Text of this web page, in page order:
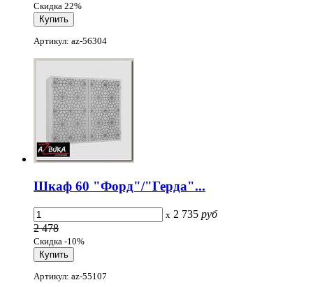
Скидка 22%
Артикул: az-56304
Шкаф 60 "Форд"/"Герда"...
x 2 735 руб
2 478
Скидка -10%
Артикул: az-55107